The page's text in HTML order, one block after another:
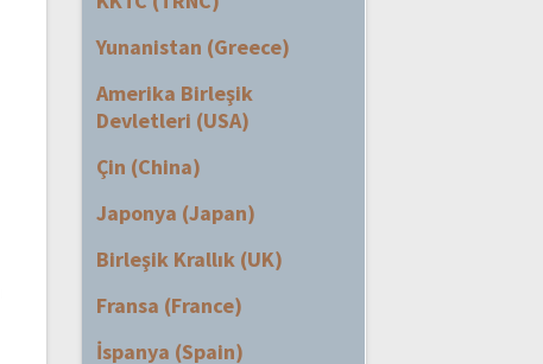
Yunanistan (Greece)
Amerika Birleşik
Devletleri (USA)
Çin (China)
Japonya (Japan)
Birleşik Krallık (UK)
Fransa (France)
İspanya (Spain)